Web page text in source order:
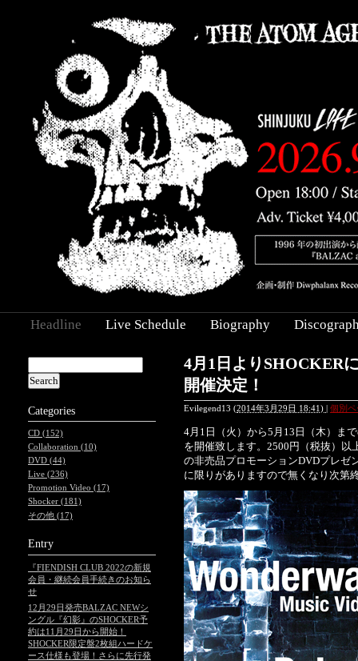
Headline Live Schedule Biography
4月1日よりSHOCKER
開催決定！
Evilegend13 (2014年3月29日 18:41) | 個別ペ
4月1日（火）から5月13日（木）ま
を開催致します。2500円（税抜）以
の非売品プロモーションDVDプレ
に限りがありますので無くなり次第
Categories
CD (152)
Collaboration (10)
DVD (44)
Live (236)
Promotion Video (17)
Shocker (181)
その他 (17)
Entry
『FIENDISH CLUB 2022の新規
会員・継続会員手続きのお知ら
せ
12月29日発売BALZAC NEWシ
ングル『幻影』のSHOCKER予
約は11月29日から開始！
SHOCKER限定盤2枚組ハードケ
ース仕様も登場！さらに先行発